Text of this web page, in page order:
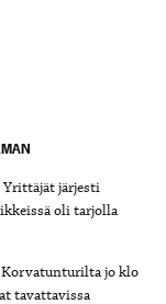
Yrittäjät järjesti
oli tarjolla
Korvatunturilta jo klo
tavattavissa